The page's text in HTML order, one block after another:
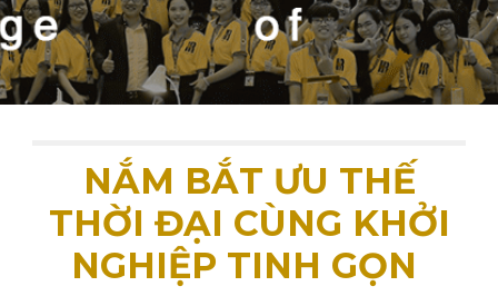
NẮM BẮT ƯU THẾ
THỜI ĐẠI CÙNG KHỞI
NGHIỆP TINH GỌN